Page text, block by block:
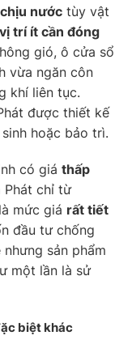
nước tùy vật
trí ít cần đóng
gió, ô cửa sổ
vừa ngăn côn
khí liên tục.
được thiết kế
hoặc bảo trì.
có giá thấp
Phát chỉ từ
mức giá rất tiết
đầu tư chống
sản phẩm
một lần là sử
biệt khác